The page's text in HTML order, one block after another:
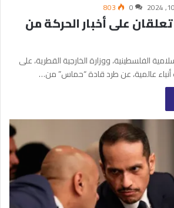
0
803
على أخبار الحركة من
الفلسطينية، ووزارة الخارجية القطرية، على
أنباء عالمية، عن طرد قادة “حماس” من…